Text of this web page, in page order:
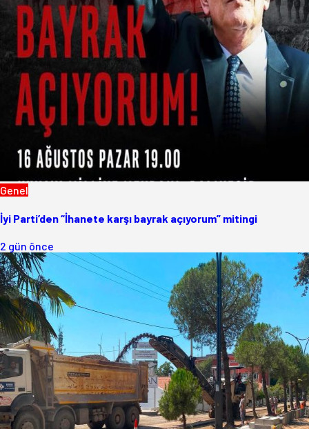
Genel
İyi Parti’den “İhanete karşı bayrak açıyorum” mitingi
2 gün önce